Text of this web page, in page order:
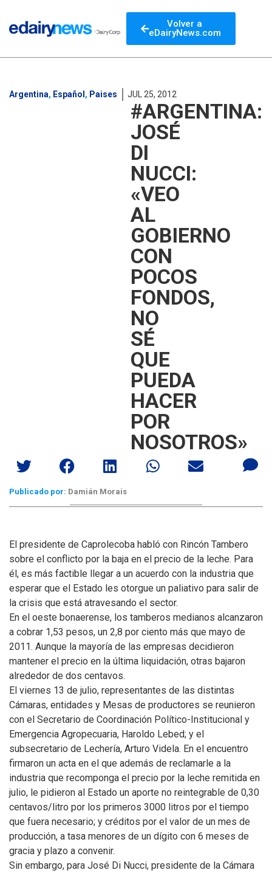
Volver a
eDairyNews.com
Argentina, Español , Paises JUL 25, 2012
#ARGENTINA:
JOSÉ
DI
NUCCI:
«VEO
AL
GOBIERNO
CON
POCOS
FONDOS,
NO
SÉ
QUE
PUEDA
HACER
POR
NOSOTROS»
Publicado por: Damián Morais
El presidente de Caprolecoba habló con Rincón Tambero
sobre el conflicto por la baja en el precio de la leche. Para
él, es más factible llegar a un acuerdo con la industria que
esperar que el Estado les otorgue un paliativo para salir de
la crisis que está atravesando el sector.
En el oeste bonaerense, los tamberos medianos alcanzaron
a cobrar 1,53 pesos, un 2,8 por ciento más que mayo de
2011. Aunque la mayoría de las empresas decidieron
mantener el precio en la última liquidación, otras bajaron
alrededor de dos centavos.
El viernes 13 de julio, representantes de las distintas
Cámaras, entidades y Mesas de productores se reunieron
con el Secretario de Coordinación Político-Institucional y
Emergencia Agropecuaria, Haroldo Lebed; y el
subsecretario de Lechería, Arturo Videla. En el encuentro
firmaron un acta en el que además de reclamarle a la
industria que recomponga el precio por la leche remitida en
julio, le pidieron al Estado un aporte no reintegrable de 0,30
centavos/litro por los primeros 3000 litros por el tiempo
que fuera necesario; y créditos por el valor de un mes de
producción, a tasa menores de un dígito con 6 meses de
gracia y plazo a convenir.
Sin embargo, para José Di Nucci, presidente de la Cámara